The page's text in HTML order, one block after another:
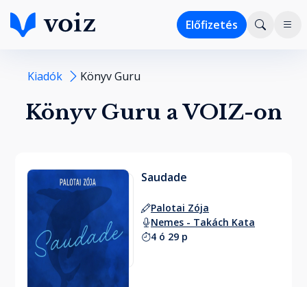
Előfizetés
Kiadók Könyv Guru
Könyv Guru a VOIZ-on
Saudade
Palotai Zója
Nemes - Takách Kata
4 ó 29 p